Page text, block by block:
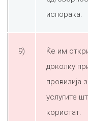
испорака.
9)
Ќе им
доколку
провизија
услугите
користат.